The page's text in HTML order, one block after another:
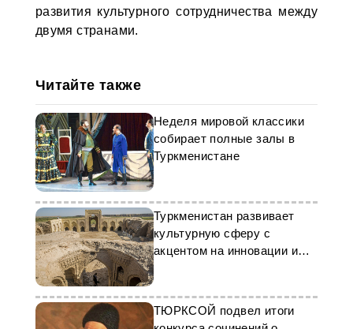
развития культурного сотрудничества между
двумя странами.
Читайте также
Неделя мировой классики
собирает полные залы в
Туркменистане
Туркменистан развивает
культурную сферу с
акцентом на инновации и
традиции
ТЮРКСОЙ подвел итоги